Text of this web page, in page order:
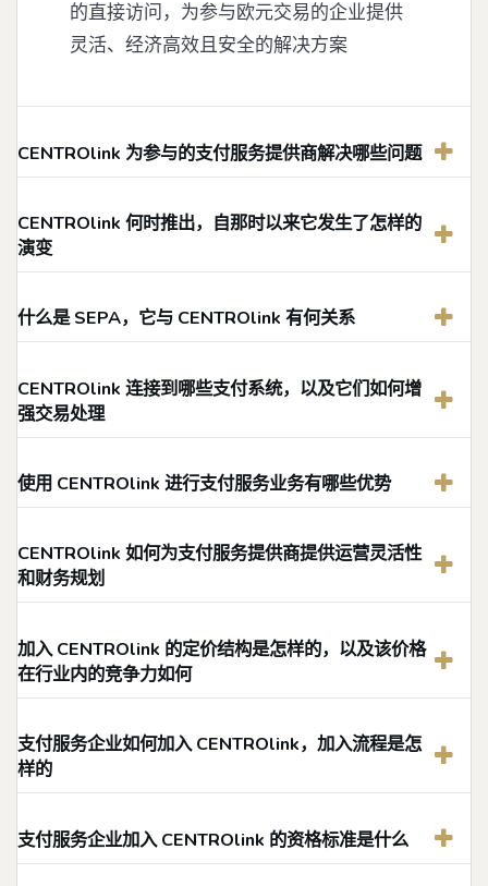
的直接访问，为参与欧元交易的企业提供
灵活、经济高效且安全的解决方案
CENTROlink 为参与的支付服务提供商解决哪些问题
CENTROlink 何时推出，自那时以来它发生了怎样的
演变
什么是 SEPA，它与 CENTROlink 有何关系
CENTROlink 连接到哪些支付系统，以及它们如何增
强交易处理
使用 CENTROlink 进行支付服务业务有哪些优势
CENTROlink 如何为支付服务提供商提供运营灵活性
和财务规划
加入 CENTROlink 的定价结构是怎样的，以及该价格
在行业内的竞争力如何
支付服务企业如何加入 CENTROlink，加入流程是怎
样的
支付服务企业加入 CENTROlink 的资格标准是什么